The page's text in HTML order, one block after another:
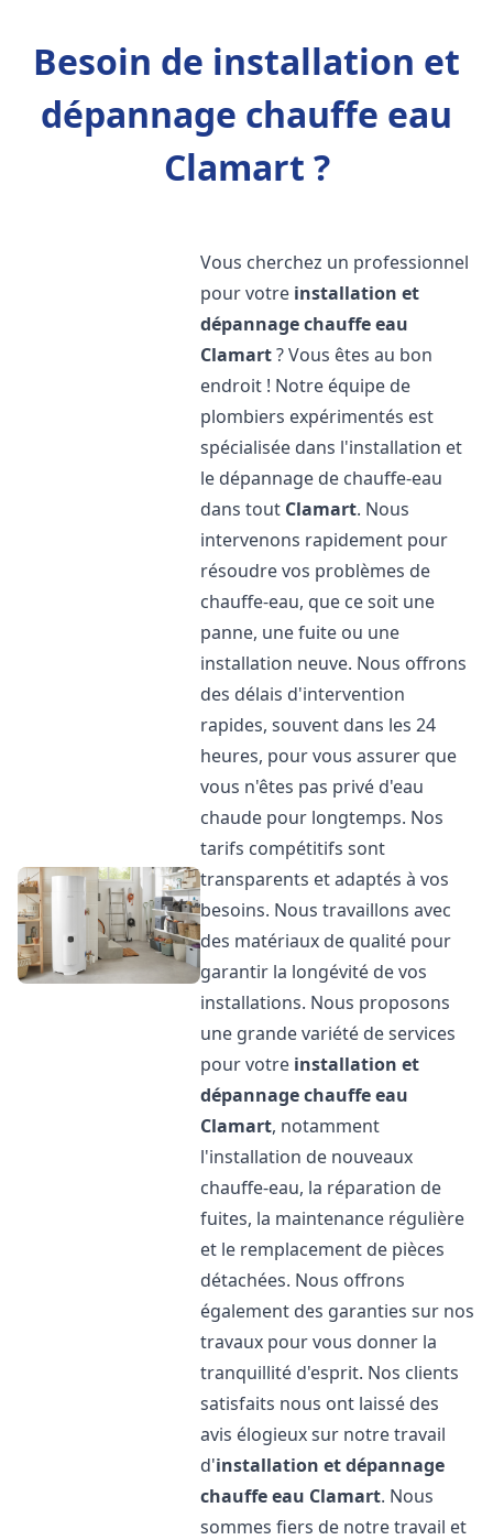
Besoin de installation et
dépannage chauffe eau
Clamart ?
Vous cherchez un professionnel
pour votre installation et
dépannage chauffe eau
Clamart? Vous êtes au bon
endroit ! Notre équipe de
plombiers expérimentés est
spécialisée dans l'installation et
le dépannage de chauffe-eau
dans tout Clamart. Nous
intervenons rapidement pour
résoudre vos problèmes de
chauffe-eau, que ce soit une
panne, une fuite ou une
installation neuve. Nous offrons
des délais d'intervention
rapides, souvent dans les 24
heures, pour vous assurer que
vous n'êtes pas privé d'eau
chaude pour longtemps. Nos
tarifs compétitifs sont
transparents et adaptés à vos
besoins. Nous travaillons avec
des matériaux de qualité pour
garantir la longévité de vos
installations. Nous proposons
une grande variété de services
pour votre installation et
dépannage chauffe eau
Clamart, notamment
l'installation de nouveaux
chauffe-eau, la réparation de
fuites, la maintenance régulière
et le remplacement de pièces
détachées. Nous offrons
également des garanties sur nos
travaux pour vous donner la
tranquillité d'esprit. Nos clients
satisfaits nous ont laissé des
avis élogieux sur notre travail
d'installation et dépannage
chauffe eau Clamart. Nous
sommes fiers de notre travail et